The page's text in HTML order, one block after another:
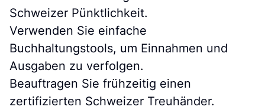
Schweizer Pünktlichkeit.
Verwenden Sie einfache
Buchhaltungstools, um Einnahmen und
Ausgaben zu verfolgen.
Beauftragen Sie frühzeitig einen
zertifizierten Schweizer Treuhänder.